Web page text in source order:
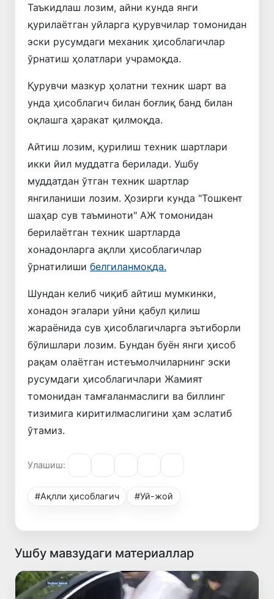
Таъкидлаш лозим, айни кунда янги
қурилаётган уйларга қурувчилар томонидан
эски русумдаги механик ҳисоблагичлар
ўрнатиш ҳолатлари учрамоқда.
Қурувчи мазкур ҳолатни техник шарт ва
унда ҳисоблагич билан боғлиқ банд билан
оқлашга ҳаракат қилмоқда.
Айтиш лозим, қурилиш техник шартлари
икки йил муддатга берилади. Ушбу
муддатдан ўтган техник шартлар
янгиланиши лозим. Ҳозирги кунда "Тошкент
шаҳар сув таъминоти" АЖ томонидан
берилаётган техник шартларда
хонадонларга ақлли ҳисоблагичлар
ўрнатилиши белгиланмоқда.
Шундан келиб чиқиб айтиш мумкинки,
хонадон эгалари уйни қабул қилиш
жараёнида сув ҳисоблагичларга эътиборли
бўлишлари лозим. Бундан буён янги ҳисоб
рақам олаётган истеъмолчиларнинг эски
русумдаги ҳисоблагичлари Жамият
томонидан тамғаланмаслиги ва биллинг
тизимига киритилмаслигини ҳам эслатиб
ўтамиз.
Улашиш:
#Ақлли ҳисоблагич #Уй-жой
Ушбу мавзудаги материаллар